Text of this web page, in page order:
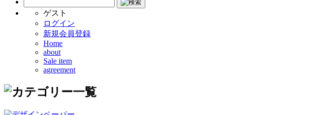
ゲスト
ログイン
新規会員登録
Home
about
Sale item
agreement